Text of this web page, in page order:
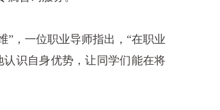
，一位职业导师指出，“在职业
识自身优势，让同学们能在将